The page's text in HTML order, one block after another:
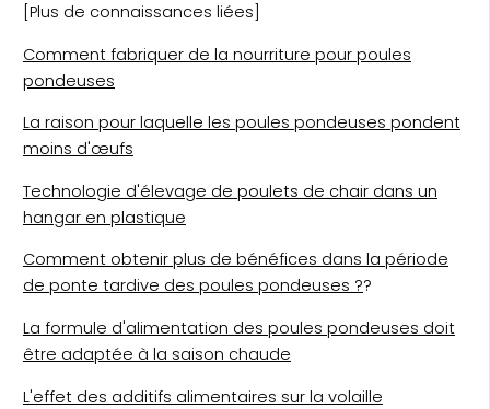
[Plus de connaissances liées]
Comment fabriquer de la nourriture pour poules
pondeuses
La raison pour laquelle les poules pondeuses pondent
moins d'œufs
Technologie d'élevage de poulets de chair dans un
hangar en plastique
Comment obtenir plus de bénéfices dans la période
de ponte tardive des poules pondeuses ??
La formule d'alimentation des poules pondeuses doit
être adaptée à la saison chaude
L'effet des additifs alimentaires sur la volaille